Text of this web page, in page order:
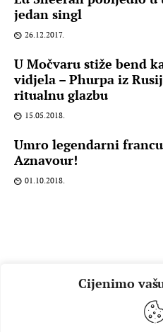
Cijenimo
jedan singl
26.12.2017.
U Močvaru stiže bend
vidjela – Phurpa iz
ritualnu glazbu
15.05.2018.
Umro legendarni
Aznavour!
01.10.2018.